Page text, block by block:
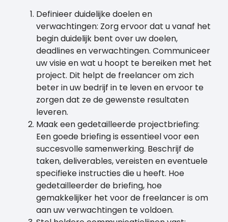
Definieer duidelijke doelen en
verwachtingen: Zorg ervoor dat u vanaf het
begin duidelijk bent over uw doelen,
deadlines en verwachtingen. Communiceer
uw visie en wat u hoopt te bereiken met het
project. Dit helpt de freelancer om zich
beter in uw bedrijf in te leven en ervoor te
zorgen dat ze de gewenste resultaten
leveren.
Maak een gedetailleerde projectbriefing:
Een goede briefing is essentieel voor een
succesvolle samenwerking. Beschrijf de
taken, deliverables, vereisten en eventuele
specifieke instructies die u heeft. Hoe
gedetailleerder de briefing, hoe
gemakkelijker het voor de freelancer is om
aan uw verwachtingen te voldoen.